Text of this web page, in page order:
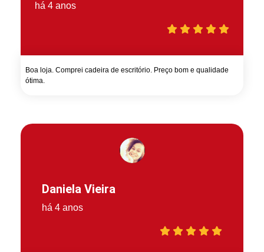
há 4 anos
Boa loja. Comprei cadeira de escritório. Preço bom e qualidade
ótima.
Daniela Vieira
há 4 anos